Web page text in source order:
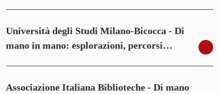
Università degli Studi Milano-Bicocca - Di
mano in mano: esplorazioni, percorsi…
Associazione Italiana Biblioteche - Di mano